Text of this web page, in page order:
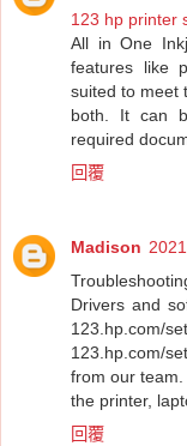
123 hp printer
All in One
features like
suited to meet
both. It can
required
回覆
Madison
Drivers and
123.hp.com/
123.hp.com/
from our
the printer,
回覆